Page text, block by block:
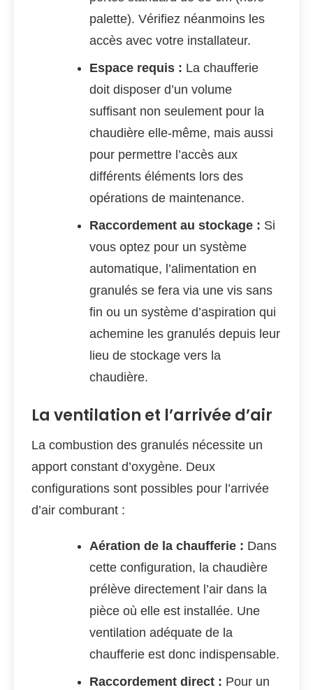
palette). Vérifiez néanmoins les
accès avec votre installateur.
Espace requis : La chaufferie
doit disposer d’un volume
suffisant non seulement pour la
chaudière elle-même, mais aussi
pour permettre l’accès aux
différents éléments lors des
opérations de maintenance.
Raccordement au stockage : Si
vous optez pour un système
automatique, l’alimentation en
granulés se fera via une vis sans
fin ou un système d’aspiration qui
achemine les granulés depuis leur
lieu de stockage vers la
chaudière.
La ventilation et l’arrivée d’air
La combustion des granulés nécessite un
apport constant d’oxygène. Deux
configurations sont possibles pour l’arrivée
d’air comburant :
Aération de la chaufferie : Dans
cette configuration, la chaudière
prélève directement l’air dans la
pièce où elle est installée. Une
ventilation adéquate de la
chaufferie est donc indispensable.
Raccordement direct : Pour un